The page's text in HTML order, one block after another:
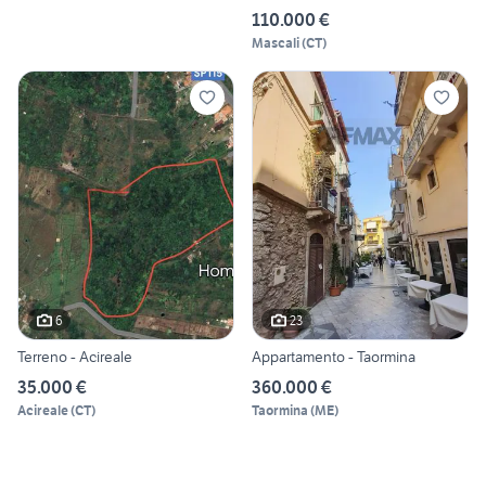
110.000 €
Mascali(CT)
6
Terreno - Acireale
35.000 €
Acireale(CT)
23
Appartamento - Taormina
360.000 €
Taormina (ME)